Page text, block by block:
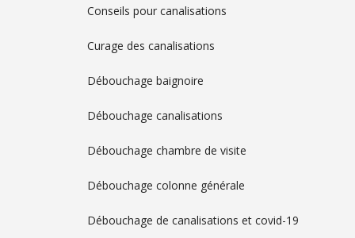
Conseils pour canalisations
Curage des canalisations
Débouchage baignoire
Débouchage canalisations
Débouchage chambre de visite
Débouchage colonne générale
Débouchage de canalisations et covid-19